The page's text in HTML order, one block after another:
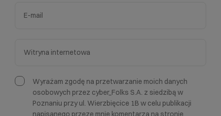
Wyrażam zgodę na przetwarzanie moich danych
osobowych przez cyber_Folks S.A. z siedzibą w
Poznaniu przy ul. Wierzbięcice 1B w celu publikacji
napisanego przeze mnie komentarza na stronie